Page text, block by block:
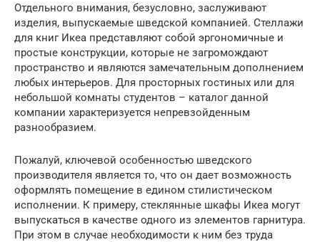
Отдельного внимания, безусловно, заслуживают
изделия, выпускаемые шведской компанией. Стеллажи
для книг Икеа представляют собой эргономичные и
простые конструкции, которые не загромождают
пространство и являются замечательным дополнением
любых интерьеров. Для просторных гостиных или для
небольшой комнаты студентов – каталог данной
компании характеризуется непревзойденным
разнообразием.
Пожалуй, ключевой особенностью шведского
производителя является то, что он дает возможность
оформлять помещение в едином стилистическом
исполнении. К примеру, стеклянные шкафы Икеа могут
выпускаться в качестве одного из элементов гарнитура.
При этом в случае необходимости к ним без труда